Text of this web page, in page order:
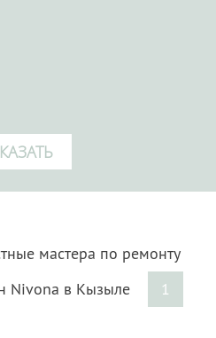
мастера по ремонту
Nivona в Кызыле
1